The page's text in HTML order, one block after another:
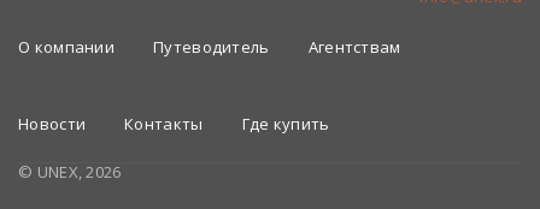
О компании Путеводитель Агентствам
Новости Контакты Где купить
© UNEX, 2026